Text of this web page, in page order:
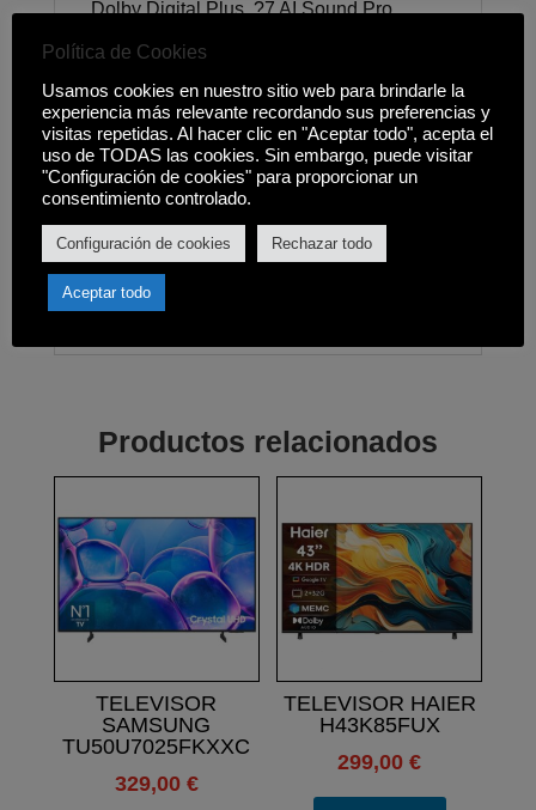
Dolby Digital Plus, ?7 AI Sound Pro
HDMI 2.0, CEC SIMPLINK, 1 X USB (v
2.0), Ranura (Common Interface):
(CI+2.0)/(CI+1.4)/(CI+1.3), Salida Óptica,
Wi-Fi 5, Puerto Ethernet LAN, Bluetooth
(v 5.0) con Salida de Audio Simultánea
(TV+Altavoces). Medidas con soporte:
1226 x 777 x 287mm. Medidas sin
soporte: 1226 x 712 x 80,5mm. Peso con
soporte: 11kg. Peso sin soporte: 10,9kg.
Montaje VESA: 300 x 300mm.
Productos relacionados
TELEVISOR
SAMSUNG
TU50U7025FKXXC
329,00 €
TELEVISOR HAIER
H43K85FUX
299,00€
Política de Cookies
Usamos cookies en nuestro sitio web para brindarle la
experiencia más relevante recordando sus preferencias y
visitas repetidas. Al hacer clic en "Aceptar todo", acepta el
uso de TODAS las cookies. Sin embargo, puede visitar
"Configuración de cookies" para proporcionar un
consentimiento controlado.
Configuración de cookies Rechazar todo
Aceptar todo